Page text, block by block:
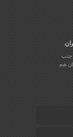
جنب
هم